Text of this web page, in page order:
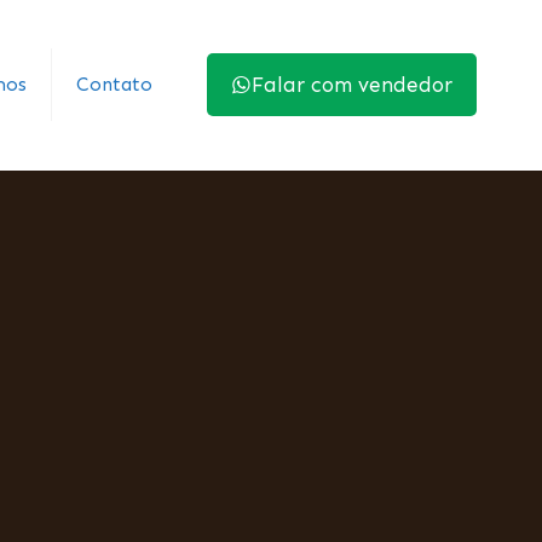
Contato Falar com vendedor